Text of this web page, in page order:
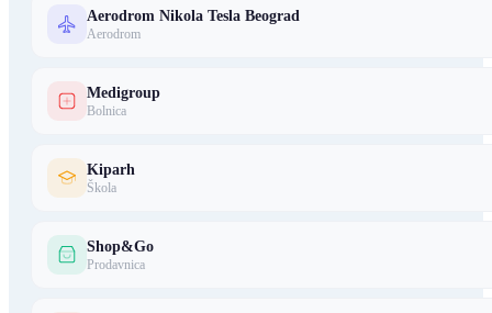
Aerodrom Nikola Tesla Beograd
Aerodrom
Medigroup
Bolnica
Kiparh
Škola
Shop&Go
Prodavnica